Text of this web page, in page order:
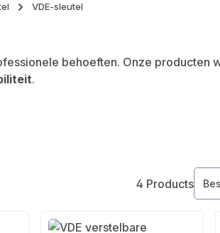
VDE-sleutel
behoeften. Onze producten
.
4 Products